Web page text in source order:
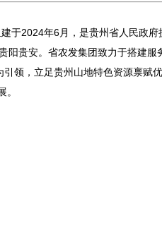
2024年6月，是贵州省人民政府
阳贵安。省农发集团致力于搭建服
领，立足贵州山地特色资源禀赋